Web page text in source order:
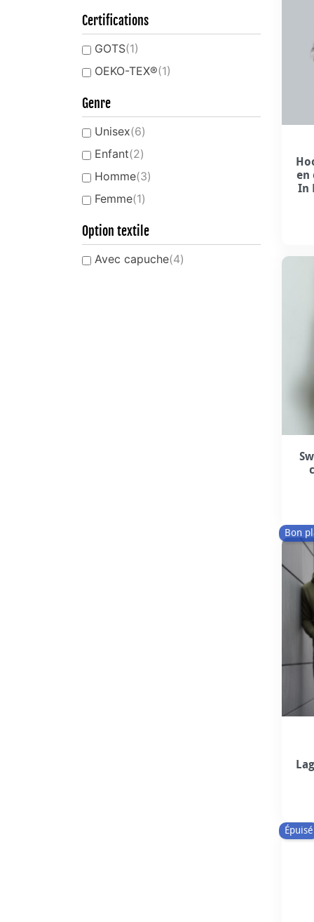
Certifications
GOTS(1)
OEKO-TEX®(1)
Genre
Unisex(6)
Enfant(2)
Homme(3)
Femme(1)
Option textile
Avec capuche(4)
en
In
Bon
Épuisé